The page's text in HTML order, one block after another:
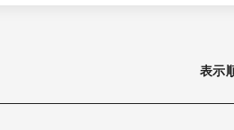
表示